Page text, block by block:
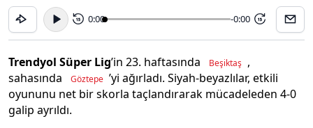
15 0:00 -0:00 15
Trendyol Süper Lig’in 23. haftasında Beşiktaş ,
sahasında
Göztepe ’yi ağırladı. Siyah-beyazlılar, etkili
oyununu net bir skorla taçlandırarak mücadeleden 4-0
galip ayrıldı.